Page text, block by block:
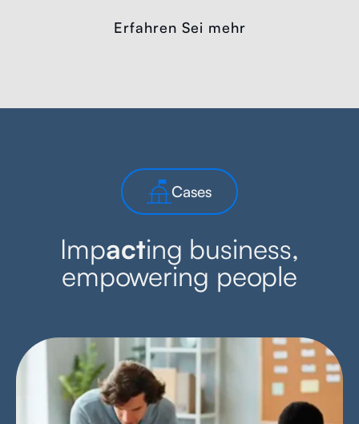
Erfahren Sei mehr
Cases
Impacting business,
empowering people